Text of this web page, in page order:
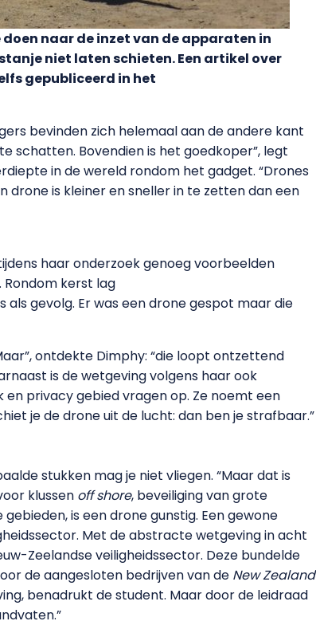
naar de inzet van de apparaten in
niet laten schieten. Een artikel over
gepubliceerd in het
bevinden zich helemaal aan de andere kant
schatten. Bovendien is het goedkoper”, legt
in de wereld rondom het gadget. “Drones
drone is kleiner en sneller in te zetten dan een
haar onderzoek genoeg voorbeelden
kerst lag
als gevolg. Er was een drone gespot maar die
ontdekte Dimphy: “die loopt ontzettend
is de wetgeving volgens haar ook
privacy gebied vragen op. Ze noemt een
je de drone uit de lucht: dan ben je strafbaar.”
stukken mag je niet vliegen. “Maar dat is
klussen off shore, beveiliging van grote
is een drone gunstig. Een gewone
Met de abstracte wetgeving in acht
Zeelandse veiligheidssector. Deze bundelde
de aangesloten bedrijven van de New Zealand
benadrukt de student. Maar door de leidraad